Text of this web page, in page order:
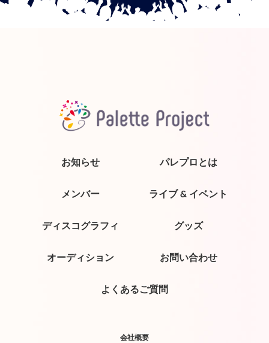
お知らせ パレプロとは
メンバー ライブ & イベント
ディスコグラフィ グッズ
オーディション お問い合わせ
よくあるご質問
会社概要